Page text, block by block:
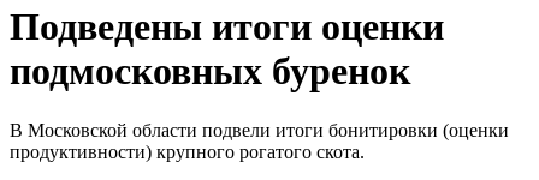
Подведены итоги оценки
подмосковных буренок
В Московской области подвели итоги бонитировки (оценки
продуктивности) крупного рогатого скота.